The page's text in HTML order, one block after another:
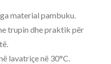
material pambuku.
trupin dhe praktik për
lavatriçe në 30°C.